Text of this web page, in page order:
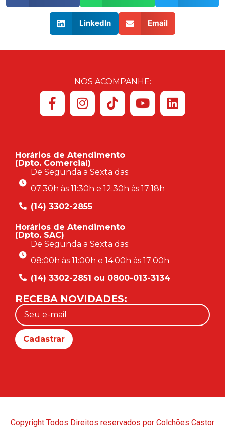
LinkedIn Email
NOS ACOMPANHE:
Horários de Atendimento
(Dpto. Comercial)
De Segunda a Sexta das:
07:30h às 11:30h e 12:30h às 17:18h
(14) 3302-2855
Horários de Atendimento
(Dpto. SAC)
De Segunda a Sexta das:
08:00h às 11:00h e 14:00h às 17:00h
(14) 3302-2851 ou 0800-013-3134
RECEBA NOVIDADES:
Copyright Todos Direitos reservados por Colchões Castor